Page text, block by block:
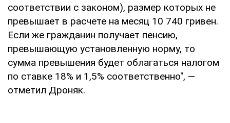
соответствии с законом), размер которых не
превышает в расчете на месяц 10 740 гривен.
Если же гражданин получает пенсию,
превышающую установленную норму, то
сумма превышения будет облагаться налогом
по ставке 18% и 1,5% соответственно", —
отметил Дроняк.